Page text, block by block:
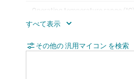
Operating temperature range (°C)
Rating
Communication interface
その他の 汎用マイコン を検索